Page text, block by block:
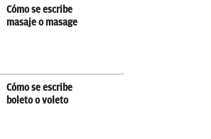
Cómo se escribe
masaje o masage
Cómo se escribe
boleto o voleto